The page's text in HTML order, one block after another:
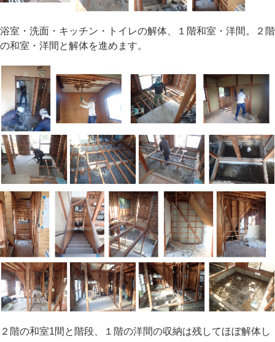
浴室・洗面・キッチン・トイレの解体、１階和室・洋間。２階
の和室・洋間と解体を進めます。
２階の和室1間と階段、１階の洋間の収納は残してほぼ解体し